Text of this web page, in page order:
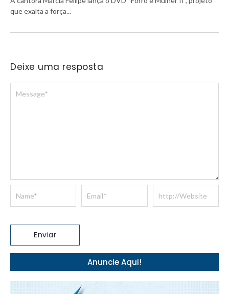
que exalta a força...
Deixe uma resposta
Anuncie Aqui!